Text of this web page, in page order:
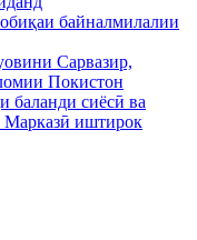
байналмилалии
Сарвазир,
Покистон
баланди сиёсӣ ва
иштирок